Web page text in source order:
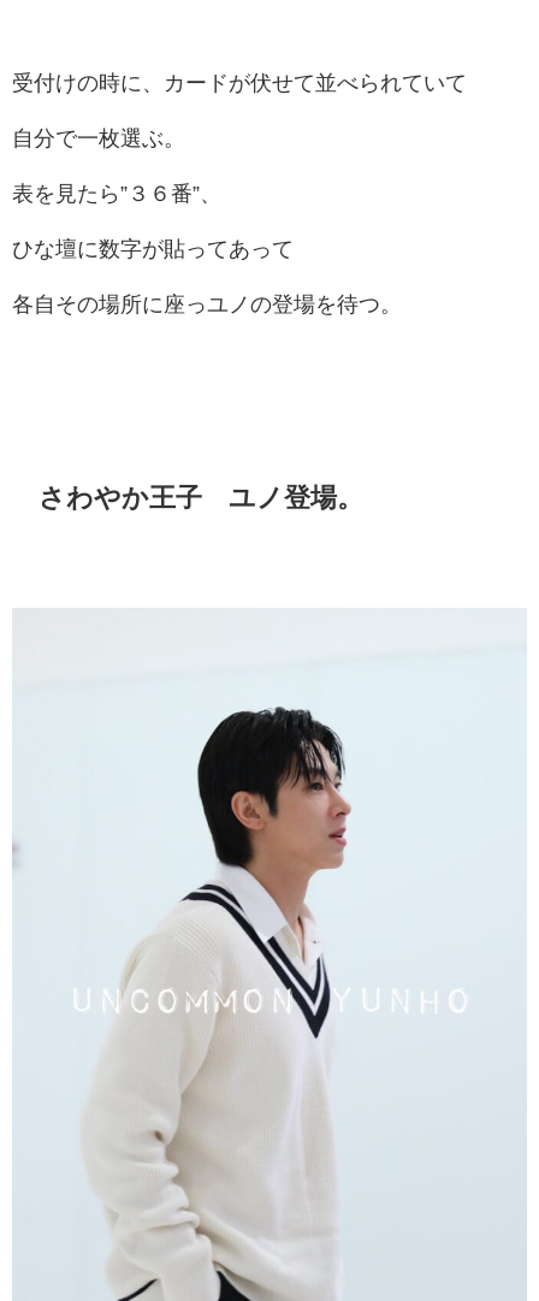
受付けの時に、カードが伏せて並べられていて
自分で一枚選ぶ。
表を見たら”３６番”、
ひな壇に数字が貼ってあって
各自その場所に座っユノの登場を待つ。
さわやか王子 ユノ登場。